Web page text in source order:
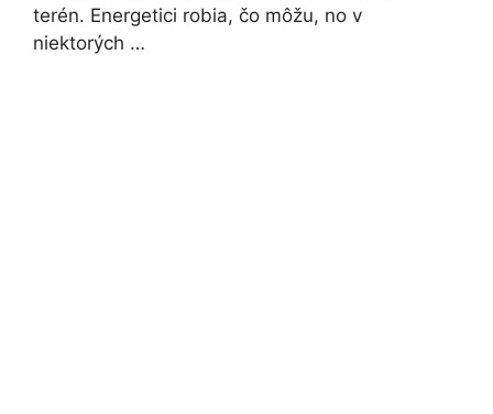
terén. Energetici robia, čo môžu, no v
niektorých …